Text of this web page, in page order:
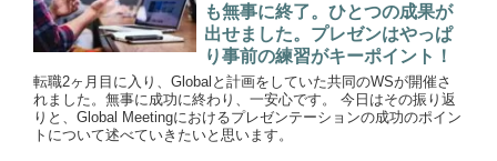
も無事に終了。ひとつの成果が
出せました。プレゼンはやっぱ
り事前の練習がキーポイント！
転職2ヶ月目に入り、Globalと計画をしていた共同のWSが開催さ
れました。無事に成功に終わり、一安心です。 今日はその振り返
りと、Global Meetingにおけるプレゼンテーションの成功のポイン
トについて述べていきたいと思います。